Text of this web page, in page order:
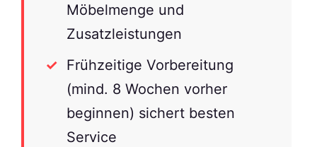
Möbelmenge und
Zusatzleistungen
Frühzeitige Vorbereitung
(mind. 8 Wochen vorher
beginnen) sichert besten
Service